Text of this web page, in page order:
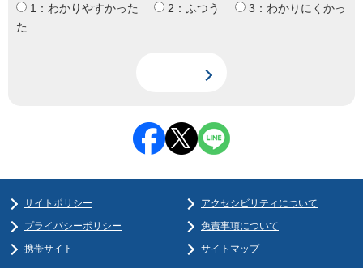
1：わかりやすかった
2：ふつう
3：わかりにくかっ
た
サイトポリシー
アクセシビリティについて
プライバシーポリシー
免責事項について
携帯サイト
サイトマップ